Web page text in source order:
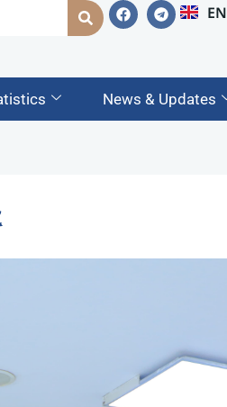
EN
AM
News & Updates